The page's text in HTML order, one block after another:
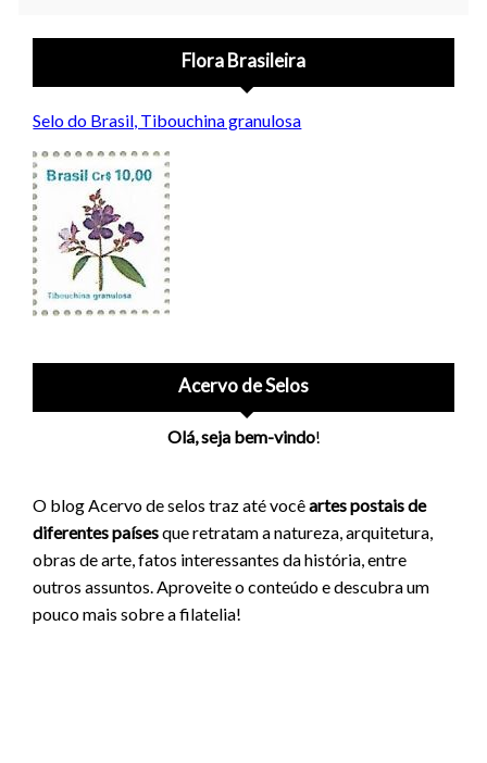
Flora Brasileira
Selo do Brasil, Tibouchina granulosa
Acervo de Selos
Olá, seja bem-vindo!
O blog Acervo de selos traz até vocêartes postais de
diferentes paísesque retratam a natureza, arquitetura,
obras de arte, fatos interessantes da história, entre
outros assuntos. Aproveite o conteúdo e descubra um
pouco mais sobre a filatelia!